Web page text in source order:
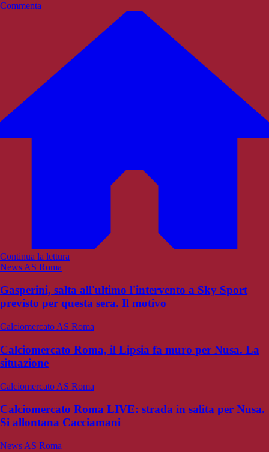
Commenta
Continua la lettura
News AS Roma
Gasperini, salta all'ultimo l'intervento a Sky Sport
previsto per questa sera. Il motivo
Calciomercato AS Roma
Calciomercato Roma, il Lipsia fa muro per Nusa. La
situazione
Calciomercato AS Roma
Calciomercato Roma LIVE: strada in salita per Nusa.
Si allontana Cacciamani
News AS Roma